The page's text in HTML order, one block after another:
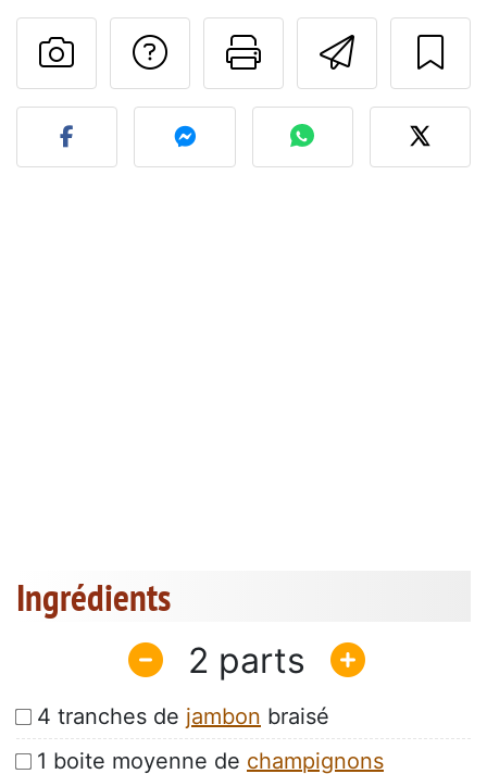
Imprimer
Poser une
Publier votre photo de
Ingrédients
2
4 tranches de jambon braisé
1 boite moyenne de champignons